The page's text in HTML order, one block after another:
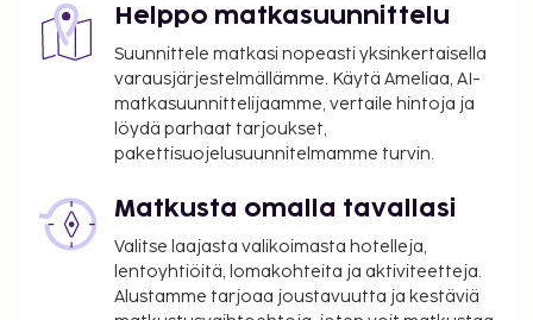
Aikainen sisäänkirjautuminen on saatavilla
lisämaksusta (saatavuuden mukaan)
Myöhäinen uloskirjautuminen on saatavilla
lisämaksusta (saatavuuden mukaan)
Vauvansänky: 50.0 DKK per yö
takuumaksut eivät välttämättä sisällä veroja, ja ne
saattavat muuttua.
Viereistä rakennusta korjataan parhaillaan ja
työmaalta saattaa kuulua melua.
Helppo matkasuunnittelu
Suunnittele matkasi nopeasti yksinkertaisella
varausjärjestelmällämme. Käytä Ameliaa, AI-
matkasuunnittelijaamme, vertaile hintoja ja
löydä parhaat tarjoukset,
pakettisuojelusuunnitelmamme turvin.
Matkusta omalla tavallasi
Valitse laajasta valikoimasta hotelleja,
lentoyhtiöitä, lomakohteita ja aktiviteetteja.
Alustamme tarjoaa joustavuutta ja kestäviä